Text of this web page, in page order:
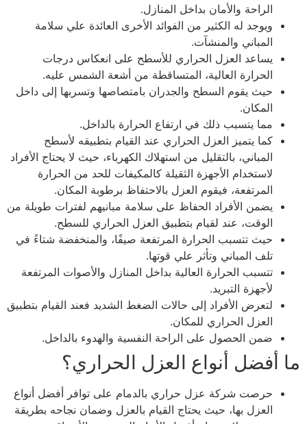
الراحة والأمان بداخل المنازل.
ويوجد له الكثير من الفوائد الأخرى العائدة علي سلامة
المباني والمنشآت.
يساعد العزل الحراري للأسطح على انعكاس درجات
الحرارة العالية، المتساقطة من أشعة الشمس عليه.
حيث يقوم السطح والجدران بامتصاصها وتسربها إلى داخل
المكان.
مما يتسبب ذلك في ارتفاع الحرارة بالداخل.
كما يتميز العزل الحراري عند القيام بتطبيقه لأسطح
المباني، بالتقليل من استهلاك الكهرباء، حيث لا يحتاج الأفراد
لاستخدام الأجهزة الثقيلة كالمكيفات للحد من الحرارة
المرتفعة، فيقوم العزل بالاحتفاظ برطوبة المكان.
يضمن الأفراد الحفاظ على سلامة مبانيهم لفترات طويلة من
الوقت، عند لقيام بتطبيق العزل الحراري للسطح.
حيث تتسبب الحرارة المرتفعة صيفًا، والمنخفضة شتاءً في
تلف المباني وتأثر علي قوتها.
تتسبب الحرارة العالية بداخل المنازل والأصوات المرتفعة
لأجهزة التبريد.
لتعرض الأفراد إلى حالات الضغط الشديد فعند القيام بتطبيق
العزل الحراري للمكان.
ضمن الحصول على الراحة النفسية والهدوء بالداخل.
ما أفضل أنواع العزل الحراري؟
حرصت شركة عزل حراري بالدمام على توافر أفضل أنواع
العزل بها، حيث يحتاج القيام بالعزل وضمان نجاحه بطريقة